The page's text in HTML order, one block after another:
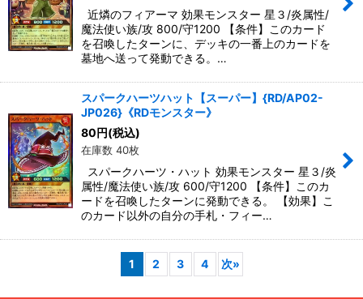
近燐のフィアーマ 効果モンスター 星３/炎属性/
魔法使い族/攻 800/守1200 【条件】このカード
を召喚したターンに、デッキの一番上のカードを
墓地へ送って発動できる。…
スパークハーツハット【スーパー】{RD/AP02-
JP026}《RDモンスター》
80円(税込)
在庫数 40枚
スパークハーツ・ハット 効果モンスター 星３/炎
属性/魔法使い族/攻 600/守1200 【条件】このカ
ードを召喚したターンに発動できる。 【効果】こ
のカード以外の自分の手札・フィー…
1 2 3 4 次»